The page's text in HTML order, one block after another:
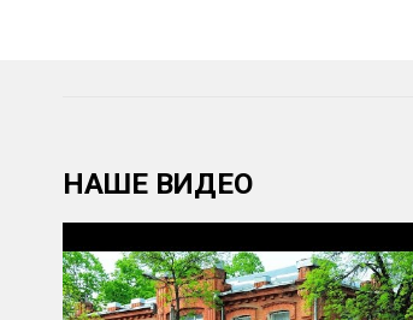
НАШЕ ВИДЕО